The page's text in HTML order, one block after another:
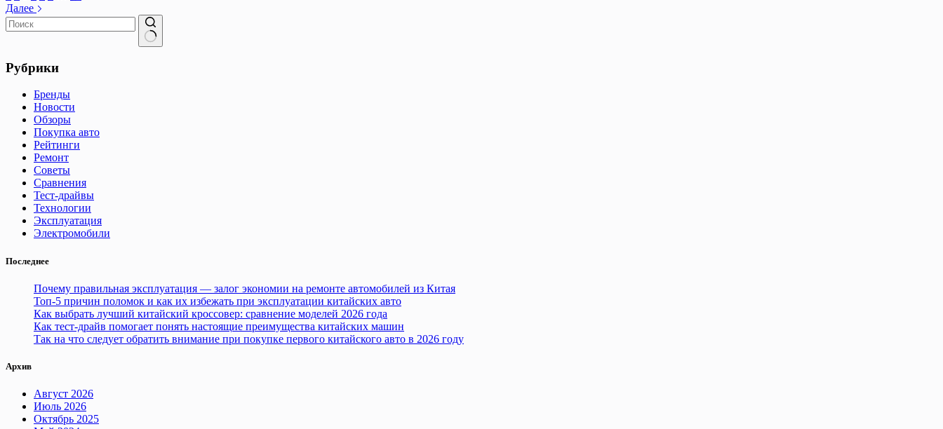
Далее
не
найдено
Рубрики
Бренды
Новости
Обзоры
Покупка авто
Рейтинги
Ремонт
Советы
Сравнения
Тест-драйвы
Технологии
Эксплуатация
Электромобили
Последнее
Почему правильная эксплуатация — залог экономии на ремонте автомобилей из Китая
Топ-5 причин поломок и как их избежать при эксплуатации китайских авто
Как выбрать лучший китайский кроссовер: сравнение моделей 2026 года
Как тест-драйв помогает понять настоящие преимущества китайских машин
Так на что следует обратить внимание при покупке первого китайского авто в 2026 году
Архив
Август 2026
Июль 2026
Октябрь 2025